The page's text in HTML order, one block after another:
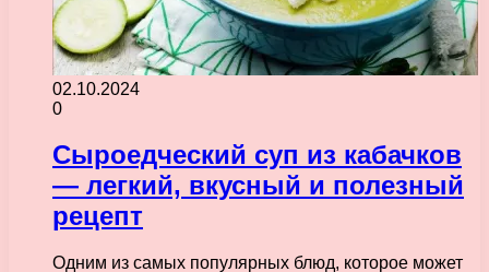
02.10.2024
0
Сыроедческий суп из кабачков
— легкий, вкусный и полезный
рецепт
Одним из самых популярных блюд, которое может